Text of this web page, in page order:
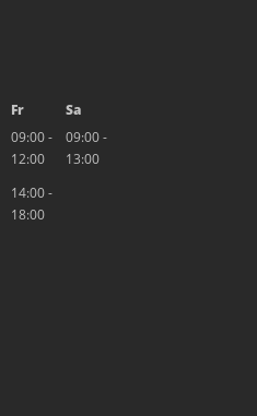
Fr
Sa
09:00 -
12:00
09:00 -
13:00
14:00 -
18:00